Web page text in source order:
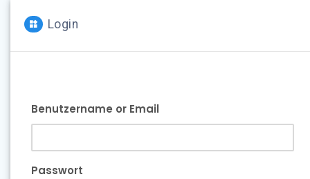
Login
Benutzername or Email
Passwort